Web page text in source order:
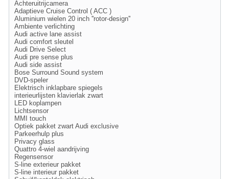
Achteruitrijcamera
Adaptieve Cruise Control ( ACC )
Aluminium wielen 20 inch ''rotor-design''
Ambiente verlichting
Audi active lane assist
Audi comfort sleutel
Audi Drive Select
Audi pre sense plus
Audi side assist
Bose Surround Sound system
DVD-speler
Elektrisch inklapbare spiegels
interieurlijsten klavierlak zwart
LED koplampen
Lichtsensor
MMI touch
Optiek pakket zwart Audi exclusive
Parkeerhulp plus
Privacy glass
Quattro 4-wiel aandrijving
Regensensor
S-line exterieur pakket
S-line interieur pakket